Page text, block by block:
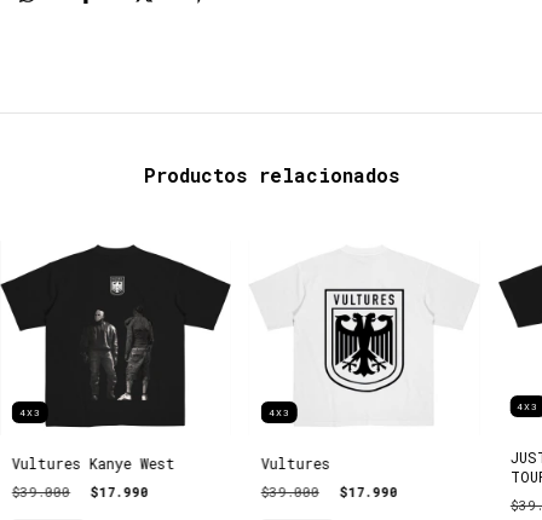
Productos relacionados
4X3
Vultures Kanye West
$39.000 $17.990
4X3
Vultures
$39.000 $17.990
4X3